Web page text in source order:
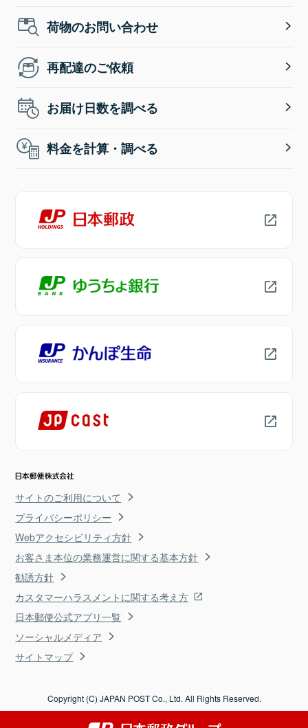
荷物のお問い合わせ
再配達のご依頼
お届け日数を調べる
料金を計算・調べる
サイトのご利用について
プライバシーポリシー
Webアクセシビリティ方針
お客さま本位の業務運営に関する基本方針
勧誘方針
カスタマーハラスメントに関する考え方
日本郵便公式アプリ一覧
ソーシャルメディア
サイトマップ
Copyright (C) JAPAN POST Co., Ltd. All Rights Reserved.